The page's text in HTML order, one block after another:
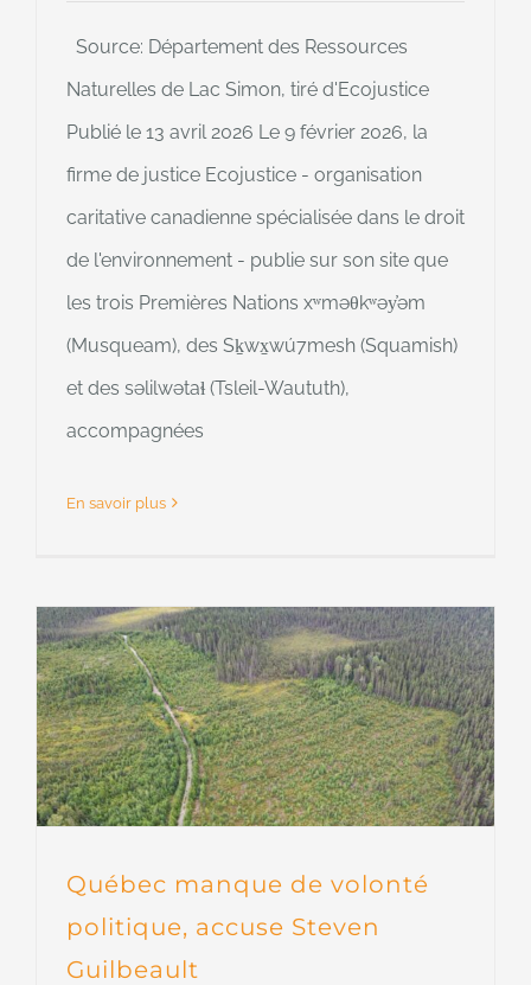
Source: Département des Ressources
Naturelles de Lac Simon, tiré d'Ecojustice
Publié le 13 avril 2026 Le 9 février 2026, la
firme de justice Ecojustice - organisation
caritative canadienne spécialisée dans le droit
de l'environnement - publie sur son site que
les trois Premières Nations xʷməθkʷəy̓əm
(Musqueam), des Sḵwx̱wú7mesh (Squamish)
et des səlilwətaɬ (Tsleil-Waututh),
accompagnées
En savoir plus
Québec manque de volonté
politique, accuse Steven
Guilbeault